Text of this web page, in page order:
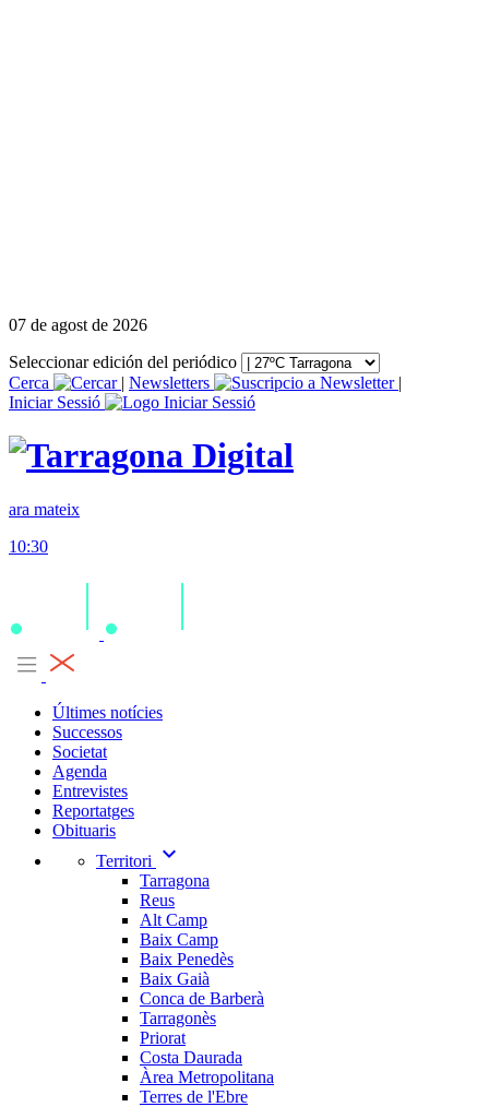
07 de agost de 2026
Seleccionar edición del periódico
Cerca
| Newsletters
|
Iniciar Sessió
ara mateix
10:30
Últimes notícies
Successos
Societat
Agenda
Entrevistes
Reportatges
Obituaris
Territori
expand_more
Tarragona
Reus
Alt Camp
Baix Camp
Baix Penedès
Baix Gaià
Conca de Barberà
Tarragonès
Priorat
Costa Daurada
Àrea Metropolitana
Terres de l'Ebre